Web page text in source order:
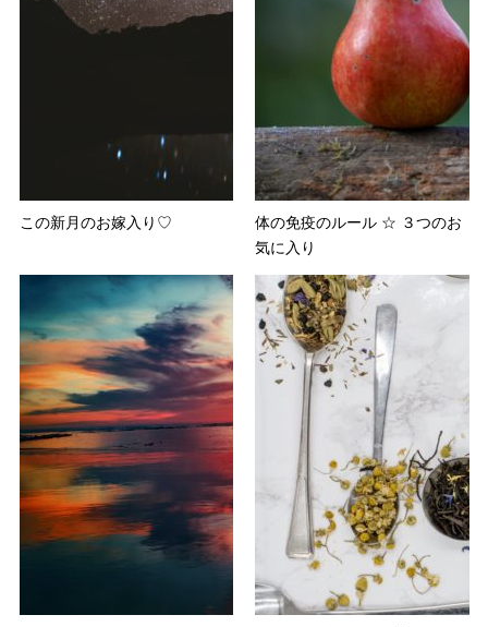
この新月のお嫁入り♡
体の免疫のルール ☆ ３つのお
気に入り